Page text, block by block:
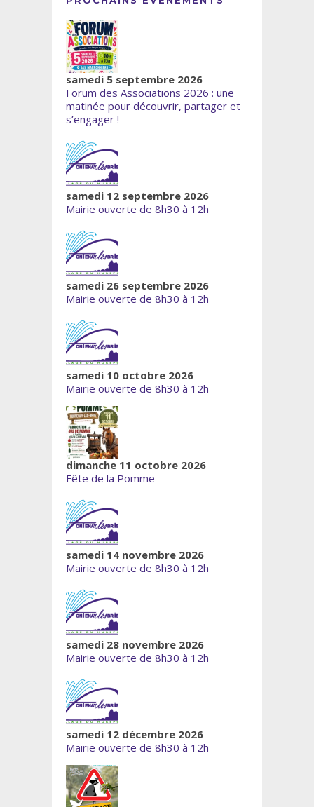
samedi 5 septembre 2026
Forum des Associations 2026 : une
matinée pour découvrir, partager et
s’engager !
samedi 12 septembre 2026
Mairie ouverte de 8h30 à 12h
samedi 26 septembre 2026
Mairie ouverte de 8h30 à 12h
samedi 10 octobre 2026
Mairie ouverte de 8h30 à 12h
dimanche 11 octobre 2026
Fête de la Pomme
samedi 14 novembre 2026
Mairie ouverte de 8h30 à 12h
samedi 28 novembre 2026
Mairie ouverte de 8h30 à 12h
samedi 12 décembre 2026
Mairie ouverte de 8h30 à 12h